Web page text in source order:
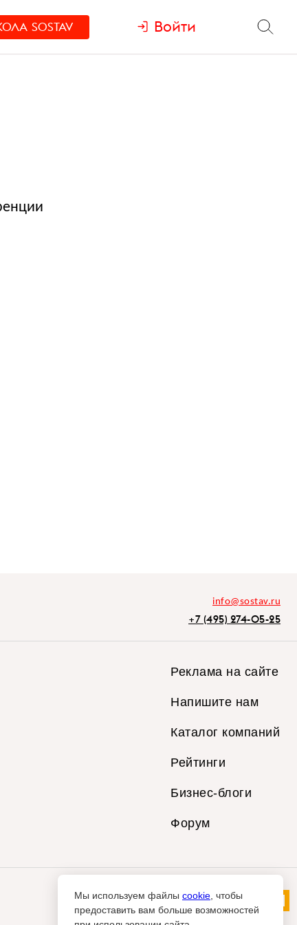
SOSTAV Войти
info@sostav.ru
+7 (495) 274-05-25
Реклама на сайте
Напишите нам
Каталог компаний
Рейтинги
Бизнес-блоги
Форум
Мы используем файлы cookie , чтобы
предоставить вам больше возможностей